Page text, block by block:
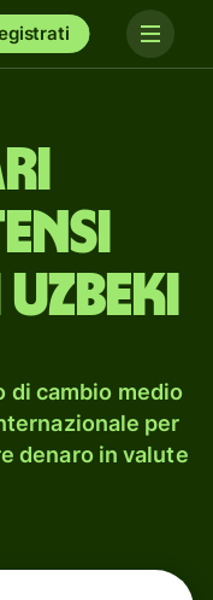
di cambio medio
per
denaro in valute